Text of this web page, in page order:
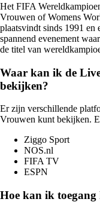
Het FIFA
Vrouwen of Womens
plaatsvindt sinds 1991 en
spannend evenement
de titel van
Waar kan ik de
bekijken?
Er zijn verschillende
Vrouwen kunt bekijken.
Ziggo Sport
NOS.nl
FIFA TV
ESPN
Hoe kan ik